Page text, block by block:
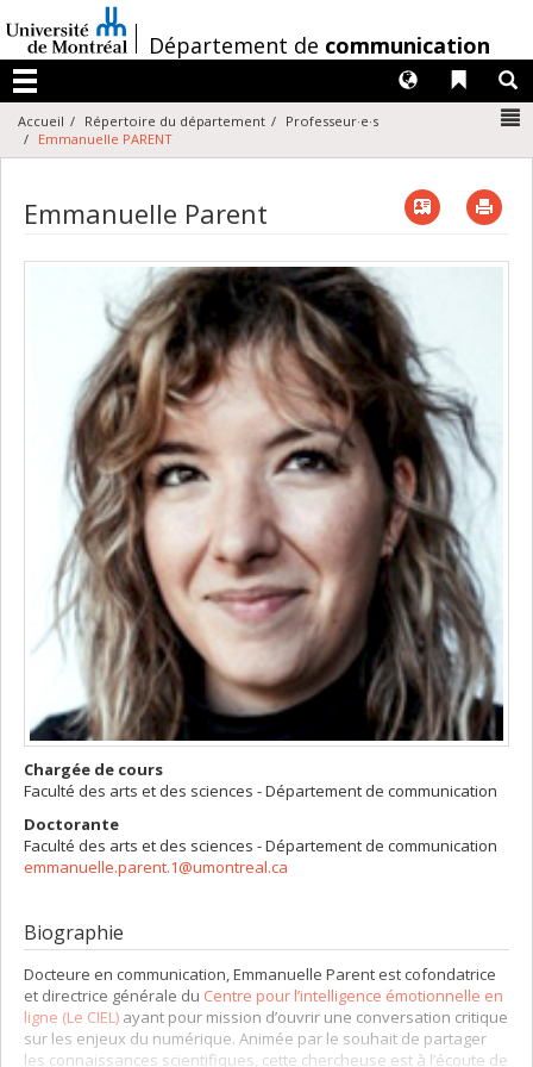
au
contenu
/Département de communication
Menu
Liens
Langues
Accueil Répertoire du département
Professeur·e·s
Emmanuelle PARENT
Emmanuelle Parent Vcard
Chargée de cours
Faculté des arts et des sciences - Département de communication
Doctorante
Faculté des arts et des sciences - Département de communication
emmanuelle.parent.1@umontreal.ca
Biographie
Docteure en communication, Emmanuelle Parent est cofondatrice
et directrice générale du Centre pour l’intelligence émotionnelle en
ligne (Le CIEL) ayant pour mission d’ouvrir une conversation critique
sur les enjeux du numérique. Animée par le souhait de partager
les connaissances scientifiques, cette chercheuse est à l’écoute de